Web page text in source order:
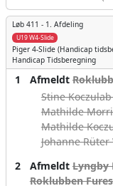
Løb 411 - 1. Afdeling
U19 W4-Slide
Piger 4-Slide (Handicap
Handicap Tidsberegning
1 Afmeldt
Stine
Mathilde
Mathilde
Johanne
2 AfmeldtLyngby
Roklubben